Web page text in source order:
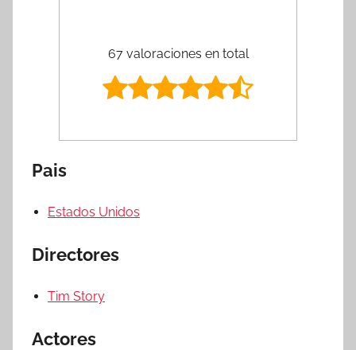
67 valoraciones en total
Pais
Estados Unidos
Directores
Tim Story
Actores